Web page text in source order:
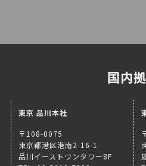
国内
東京 品川本社
〒108-0075
東京都港区港南2-16-1
品川イーストワンタワー8F